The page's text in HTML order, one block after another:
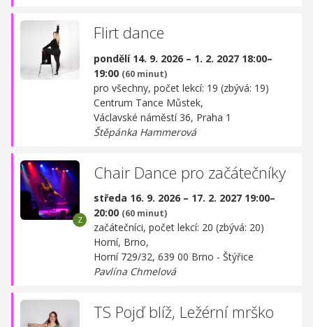
Flirt dance
pondělí 14. 9. 2026 – 1. 2. 2027 18:00–
19:00 (60 minut)
pro všechny, počet lekcí: 19 (zbývá: 19)
Centrum Tance Můstek,
Václavské náměstí 36, Praha 1
Štěpánka Hammerová
Chair Dance pro začátečníky
středa 16. 9. 2026 – 17. 2. 2027 19:00–
20:00 (60 minut)
začátečníci, počet lekcí: 20 (zbývá: 20)
Horní, Brno,
Horní 729/32, 639 00 Brno - Štýřice
Pavlína Chmelová
TS Pojď blíž, Ležérní mrško